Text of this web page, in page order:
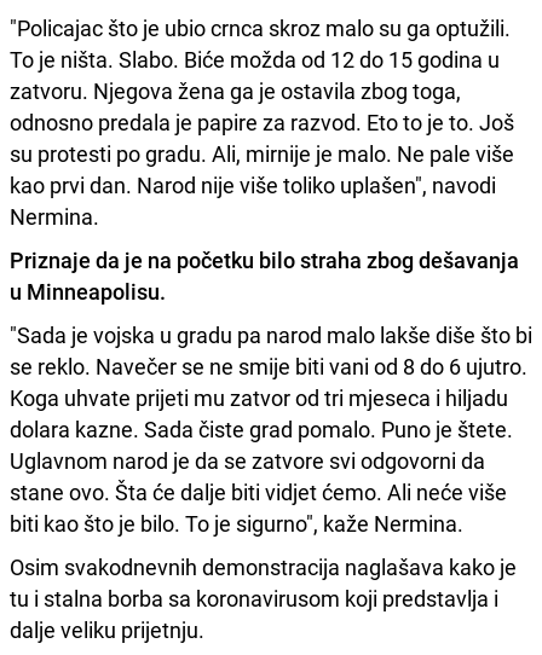
"Policajac što je ubio crnca skroz malo su ga optužili.
To je ništa. Slabo. Biće možda od 12 do 15 godina u
zatvoru. Njegova žena ga je ostavila zbog toga,
odnosno predala je papire za razvod. Eto to je to. Još
su protesti po gradu. Ali, mirnije je malo. Ne pale više
kao prvi dan. Narod nije više toliko uplašen", navodi
Nermina.
Priznaje da je na početku bilo straha zbog dešavanja
u Minneapolisu.
"Sada je vojska u gradu pa narod malo lakše diše što bi
se reklo. Navečer se ne smije biti vani od 8 do 6 ujutro.
Koga uhvate prijeti mu zatvor od tri mjeseca i hiljadu
dolara kazne. Sada čiste grad pomalo. Puno je štete.
Uglavnom narod je da se zatvore svi odgovorni da
stane ovo. Šta će dalje biti vidjet ćemo. Ali neće više
biti kao što je bilo. To je sigurno", kaže Nermina.
Osim svakodnevnih demonstracija naglašava kako je
tu i stalna borba sa koronavirusom koji predstavlja i
dalje veliku prijetnju.